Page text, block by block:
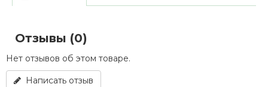
Отзывы (0)
Нет отзывов об этом товаре.
Написать отзыв